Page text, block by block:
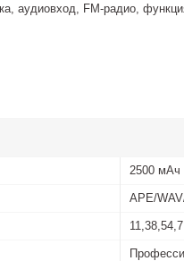
аудиовход, FM-радио,
2500 мАч
APE/